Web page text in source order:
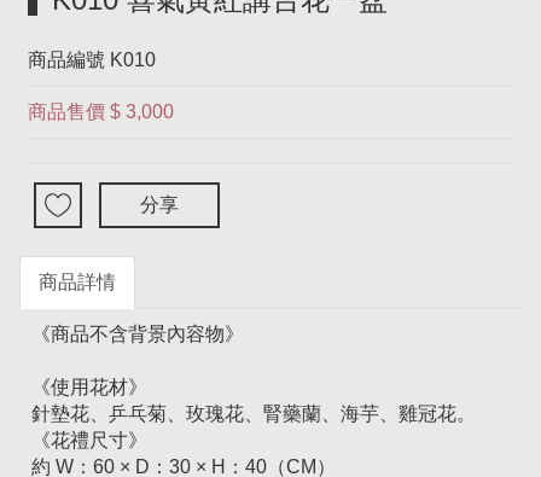
商品編號 K010
商品售價 $ 3,000
分享
商品詳情
《商品不含背景內容物》
《使用花材》
針墊花、乒乓菊、玫瑰花、腎藥蘭、海芋、雞冠花。
《花禮尺寸》
約 W：60 × D：30 × H：40（CM）